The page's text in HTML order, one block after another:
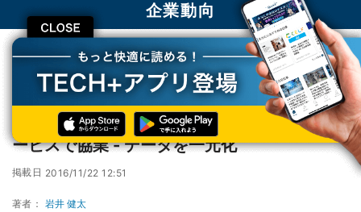
CLOSE
企業動向
TECH+ 企業IT
企業動向
日立システムズなど3社、青果流通分野向けサービスで協業 - データを一元化
日立システムズなど3社、青果流通分野向けサ
ービスで協業 - データを一元化
掲載日 2016/11/22 12:51
著者： 岩井 健太